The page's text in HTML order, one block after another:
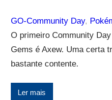
GO-Community Day,
O primeiro Community
Gems é Axew. Uma certa
bastante contente.
Ler mais